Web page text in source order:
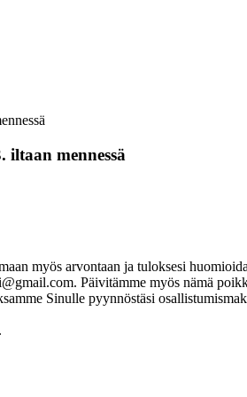
mennessä
myös arvontaan ja tuloksesi
Päivitämme myös nämä
Sinulle pyynnöstäsi